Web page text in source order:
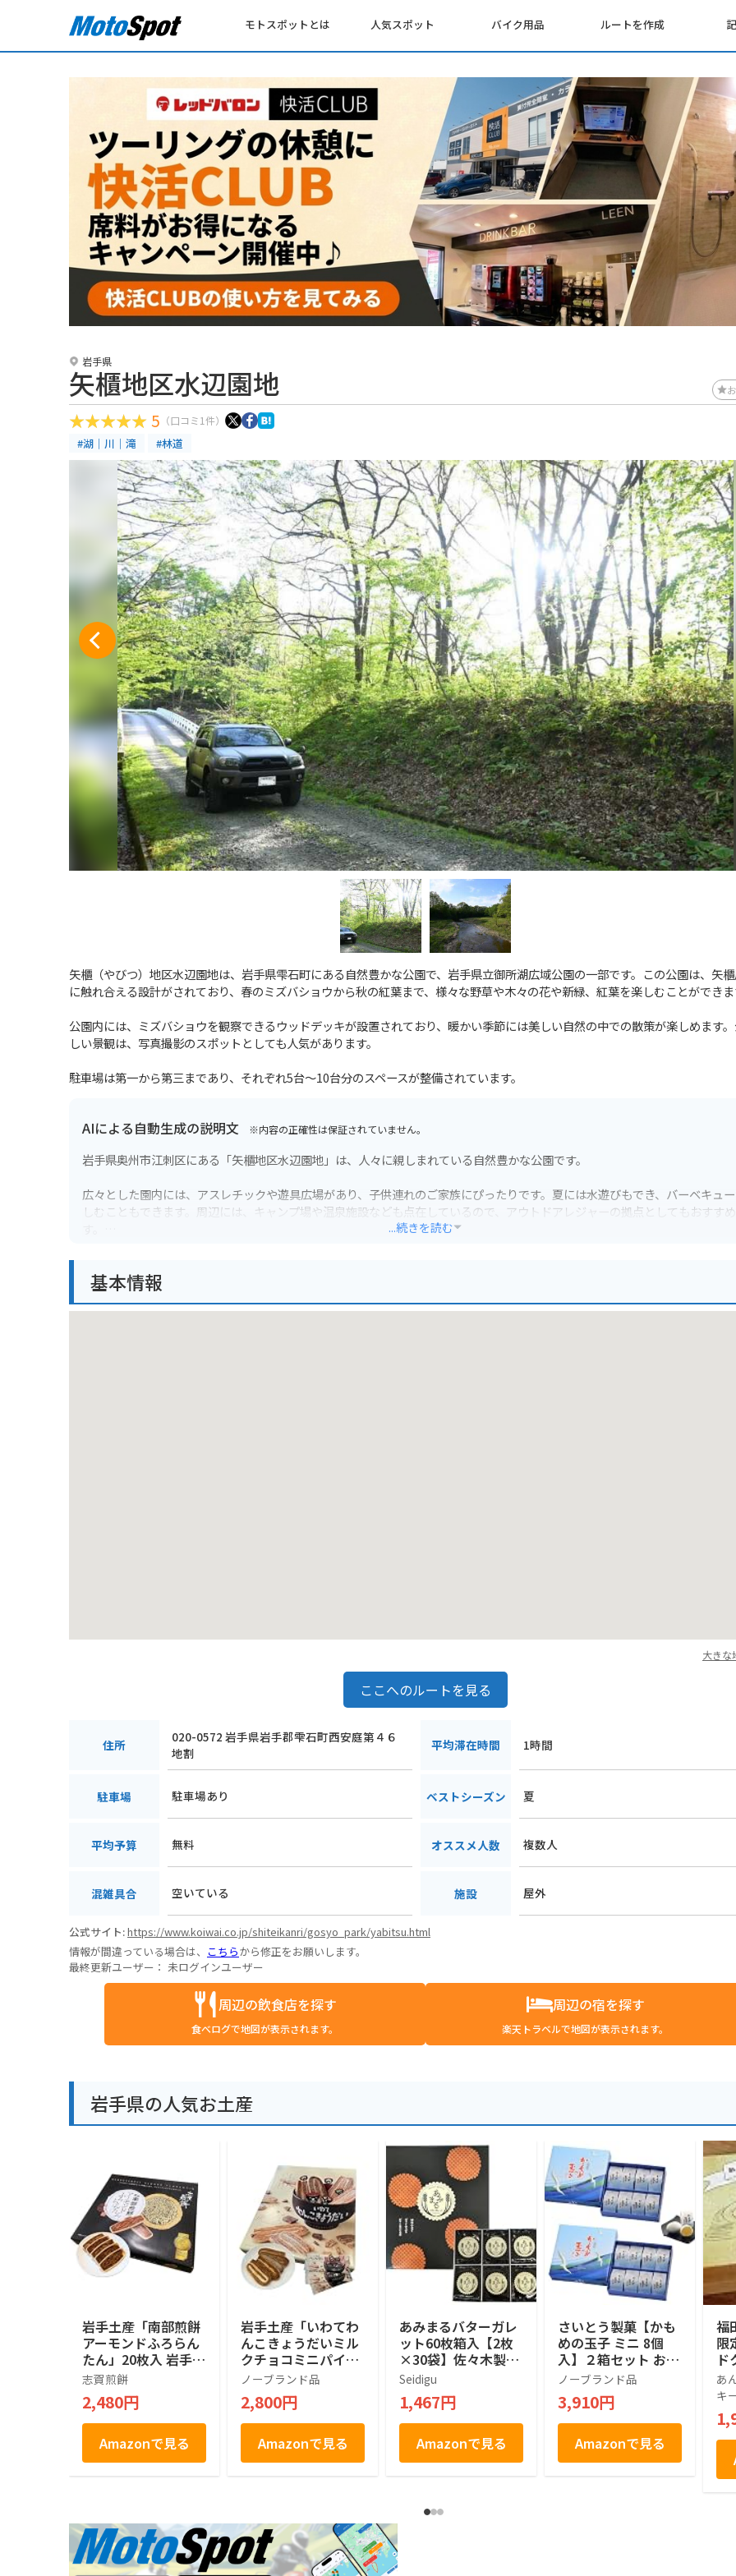
モトスポットとは 人気スポット バイク用品 ルートを作成
岩手県
矢櫃地区水辺園地
5 （口コミ1件）
#湖｜川｜滝 #林道
矢櫃（やびつ）地区水辺園地は、岩手県雫石町にある自然豊かな公園で、岩手県立御所湖広域公園の一部です。この公園は、矢
に触れ合える設計がされており、春のミズバショウから秋の紅葉まで、様々な野草や木々の花や新緑、紅葉を楽しむことができま
公園内には、ミズバショウを観察できるウッドデッキが設置されており、暖かい季節には美しい自然の中での散策が楽しめます
しい景観は、写真撮影のスポットとしても人気があります。
駐車場は第一から第三まであり、それぞれ5台～10台分のスペースが整備されています。
AIによる自動生成の説明文 ※内容の正確性は保証されていません。
岩手県奥州市江刺区にある「矢櫃地区水辺園地」は、人々に親しまれている自然豊かな公園です。
広々とした園内には、アスレチックや遊具広場があり、子供連れのご家族にぴったりです。夏には水遊びもでき、バーベキュ
しむこともできます。周辺には、キャンプ場や温泉施設なども点在しているので、アウトドアレジャーの拠点としてもおすす
...続きを読む
基本情報
大きな
ここへのルートを見る
住所
020-0572 岩手県岩手郡雫石町西安庭第４６
地割
平均滞在時間 1時間
駐車場 駐車場あり ベストシーズン 夏
平均予算 無料 オススメ人数 複数人
混雑具合 空いている 施設 屋外
公式サイト:https://www.koiwai.co.jp/shiteikanri/gosyo_park/yabitsu.html
情報が間違っている場合は、 こちらから修正をお願いします。
最終更新ユーザー： 未ログインユーザー
周辺の飲食店を探す
食べログで地図が表示されます。
周辺の宿を探す
楽天トラベルで地図が表示されます。
岩手県の人気お土産
岩手土産「南部煎餅
アーモンドふろらん
たん」20枚入 岩手
お土産 お菓子 南部
せんべい
志賀煎餅
2,480円
Amazonで見る
岩手土産「いわてわ
んこきょうだいミル
クチョコミニパイ」
24個入 岩手 お土産
お菓子（手提げ袋付
き）
ノーブランド品
2,800円
Amazonで見る
あみまるバターガレ
ット60枚箱入【2枚
×30袋】佐々木製菓
[工場直送]岩手銘菓
Seidigu
1,467円
Amazonで見る
さいとう製菓【かも
めの玉子 ミニ 8個
入】２箱セット お土
産 手土産 ギフト お
菓子 岩手銘菓 東北
ノーブランド品
3,910円
Amazonで見る
福
限
ド
あ
キ